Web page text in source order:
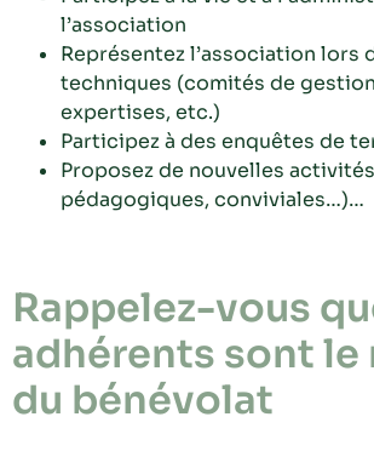
l’association
Représentez l’association lors
techniques (comités de
expertises, etc.)
Participez à des enquêtes de
Proposez de nouvelles
pédagogiques, conviviales…)…
Rappelez-vous
adhérents sont le
du bénévolat